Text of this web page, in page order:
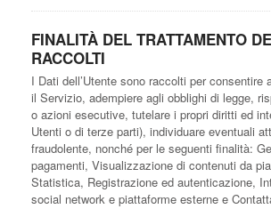
FINALITÀ DEL TRATTAMENTO
RACCOLTI
I Dati dell’Utente sono raccolti per consentire
il Servizio, adempiere agli obblighi di legge,
o azioni esecutive, tutelare i propri diritti ed
Utenti o di terze parti), individuare eventuali
fraudolente, nonché per le seguenti finalità:
pagamenti, Visualizzazione di contenuti da
Statistica, Registrazione ed autenticazione,
social network e piattaforme esterne e